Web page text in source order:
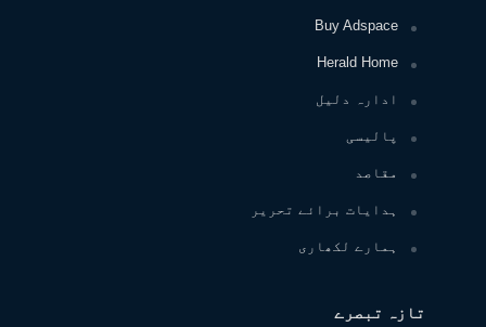
Buy Adspace
Herald Home
ادارہ دلیل
پالیسی
مقاصد
ہدایات برائے تحریر
ہمارے لکھاری
تازہ تبصرے